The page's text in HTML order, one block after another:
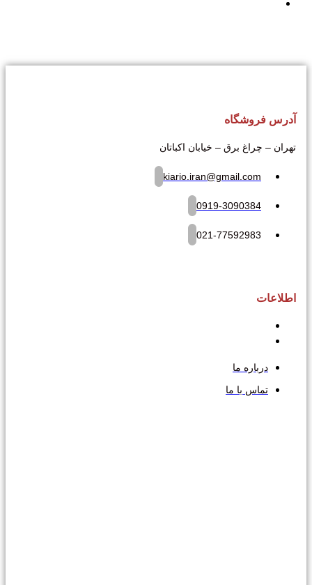
آدرس فروشگاه
تهران – چراغ برق – خیابان اکباتان
kiario.iran@gmail.com
0919-3090384
021-77592983
اطلاعات
درباره ما
تماس با ما